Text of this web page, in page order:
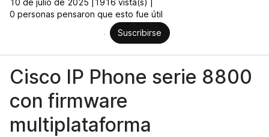
10 de julio de 2025 |
1916 vista(s) |
0 personas pensaron que esto fue útil
Suscribirse
Cisco IP Phone serie 8800
con firmware
multiplataforma